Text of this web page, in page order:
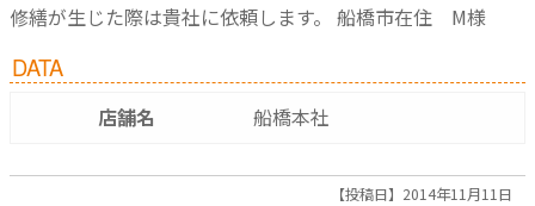
修繕が生じた際は貴社に依頼します。 船橋市在住 M様
DATA
店舗名 船橋本社
【投稿日】2014年11月11日